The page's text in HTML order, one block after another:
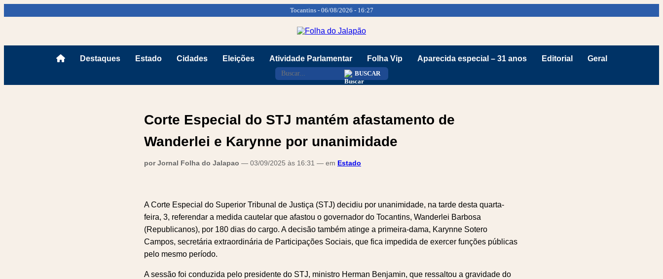
Tocantins - 06/08/2026 - 16:27
Destaques Estado Cidades Eleições Atividade Parlamentar Folha Vip Aparecida especial – 31 anos Editorial Geral
BUSCAR
Corte Especial do STJ mantém afastamento de
Wanderlei e Karynne por unanimidade
por Jornal Folha do Jalapao — 03/09/2025 às 16:31 — em Estado
A Corte Especial do Superior Tribunal de Justiça (STJ) decidiu por unanimidade, na tarde desta quarta-
feira, 3, referendar a medida cautelar que afastou o governador do Tocantins, Wanderlei Barbosa
(Republicanos), por 180 dias do cargo. A decisão também atinge a primeira-dama, Karynne Sotero
Campos, secretária extraordinária de Participações Sociais, que fica impedida de exercer funções públicas
pelo mesmo período.
A sessão foi conduzida pelo presidente do STJ, ministro Herman Benjamin, que ressaltou a gravidade do